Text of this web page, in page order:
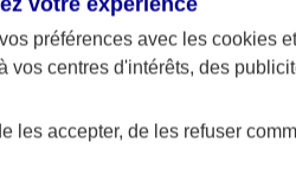
La responsabilité civile de la
accidents de la vie) que
préférences avec les cookies
vos centres d'intérêts, des
les accepter, de les refuser